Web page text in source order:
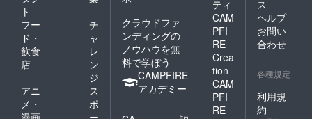
爪や
ジッ
パー等
先が
引っか
ご注意
くださ
とはご
遠慮く
ださ
い。 映
像を見
にイン
ネット
を使え
ト
フー
ド・
飲食
店
チ
ャ
レ
ン
ジ
アニ
メ・
ス
ポ
クラウドファ
ンディングの
ノウハウを無
料で学ぼう
CAMPFIRE
アカデミー
ティ
CAM
PFI
RE
Crea
tion
CAM
PFI
RE
ス
ヘルプ
お問い
合わせ
各種規定
利用規
約